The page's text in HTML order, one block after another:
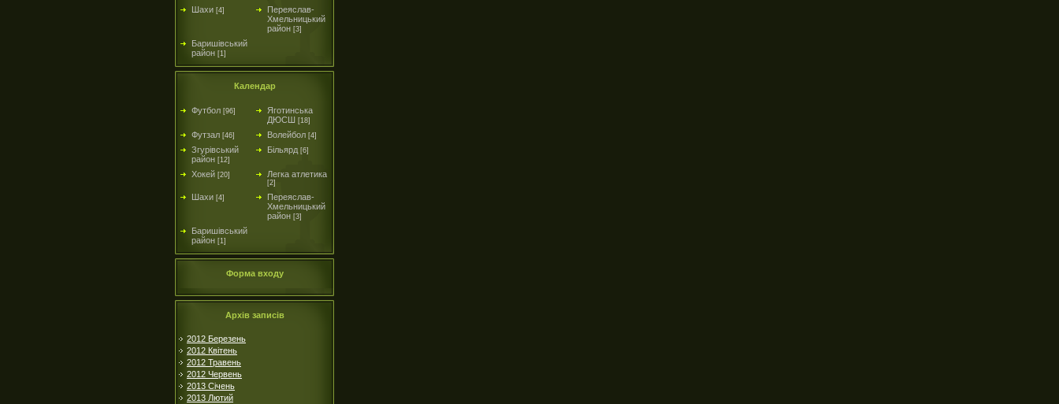
Шахи [4]
Переяслав-
Хмельницький
район [3]
Баришівський
район [1]
Календар
Футбол [96]
Яготинська
ДЮСШ [18]
Футзал [46] Волейбол [4]
Згурівський
район [12]
Більярд [6]
Хокей [20] Легка атлетика
[2]
Шахи [4]
Переяслав-
Хмельницький
район [3]
Баришівський
район [1]
Форма входу
Архів записів
2012 Березень
2012 Квітень
2012 Травень
2012 Червень
2013 Січень
2013 Лютий